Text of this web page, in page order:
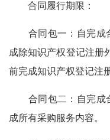
合同履行期限：
合同包一：自完成合
成除知识产权登记注册
前完成知识产权登记注
合同包二：自完成合
成所有采购服务内容。